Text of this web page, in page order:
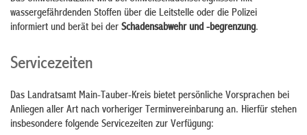
wassergefährdenden Stoffen über die Leitstelle oder die Polizei
informiert und berät bei der Schadensabwehr und -begrenzung.
Servicezeiten
Das Landratsamt Main-Tauber-Kreis bietet persönliche Vorsprachen bei
Anliegen aller Art nach vorheriger Terminvereinbarung an. Hierfür stehen
insbesondere folgende Servicezeiten zur Verfügung: